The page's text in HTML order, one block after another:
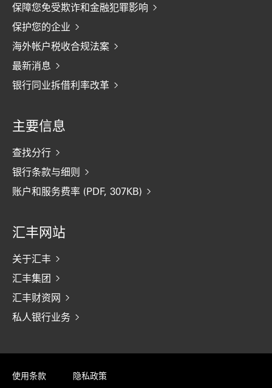
保障您免受欺诈和金融犯罪影响
保护您的企业
海外帐户税收合规法案
最新消息
银行同业拆借利率改革
主要信息
查找分行
银行条款与细则
账户和服务费率 (PDF, 307KB)
汇丰网站
关于汇丰
汇丰集团
汇丰财资网
私人银行业务
使用条款 隐私政策